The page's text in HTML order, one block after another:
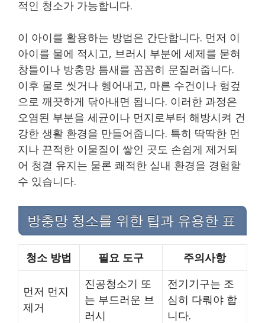
적인 청소가 가능합니다.
이 아이를 활용하는 방법은 간단합니다. 먼저 이
아이를 물에 적시고, 브러시 부분에 세제를 묻혀
창틀이나 방충망 틈새를 꼼꼼히 문질러줍니다.
이후 물로 씻거나 헹어내고, 마른 수건이나 헝겊
으로 깨끗하게 닦아내면 됩니다. 이러한 과정은
오염된 부분을 세균이나 먼지로부터 해방시켜 건
강한 생활 환경을 만들어줍니다. 특히 딱딱한 먼
지나 끈적한 이물질이 쌓인 곳도 손쉽게 제거되
어 청결 유지는 물론 쾌적한 실내 환경을 경험할
수 있습니다.
방충망 청소를 위한 팁과 유용한 표
청소 방법 필요 도구 주의사항
먼저 먼지
제거
진공청소기 또
는 부드러운 브
러시
전기기구는 조
심히 다뤄야 합
니다.